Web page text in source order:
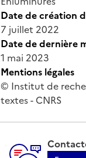
Date de création
7 juillet 2022
Date de dernière
1 mai 2023
Mentions légales
© Institut de
textes - CNRS